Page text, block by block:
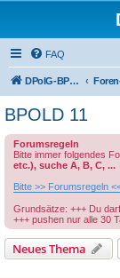
FAQ
DPolG-BPolG News
BPOLD 11
Forumsregeln
Bitte immer folgendes
etc.), suche A, B, C, ...
Bitte >> Forumsregeln
Grundsätze: +++ Du
+++ pushen nur alle 30
Neues Thema